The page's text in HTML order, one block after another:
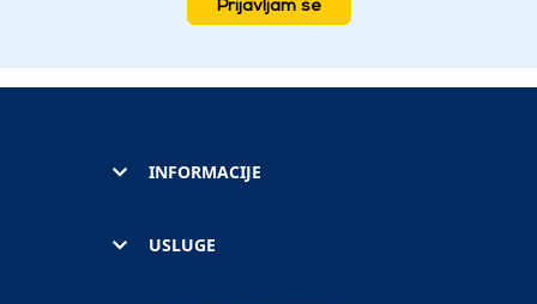
Prijavljam se
INFORMACIJE
USLUGE